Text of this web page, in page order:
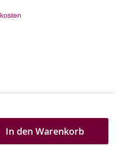
In den Warenkorb